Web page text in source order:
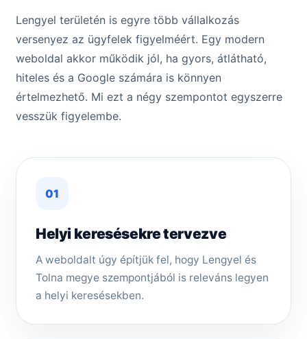
Lengyel területén is egyre több vállalkozás
versenyez az ügyfelek figyelméért. Egy modern
weboldal akkor működik jól, ha gyors, átlátható,
hiteles és a Google számára is könnyen
értelmezhető. Mi ezt a négy szempontot egyszerre
vesszük figyelembe.
01
Helyi keresésekre tervezve
A weboldalt úgy építjük fel, hogy Lengyel és
Tolna megye szempontjából is releváns legyen
a helyi keresésekben.